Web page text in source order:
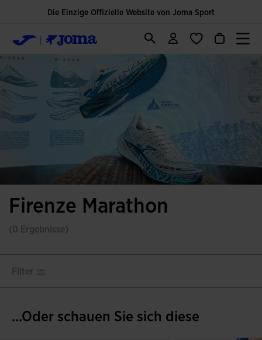
Die Einzige Offizielle Website von Joma Sport
Firenze Marathon
(0 Ergebnisse)
Filter
...Oder schauen Sie sich diese